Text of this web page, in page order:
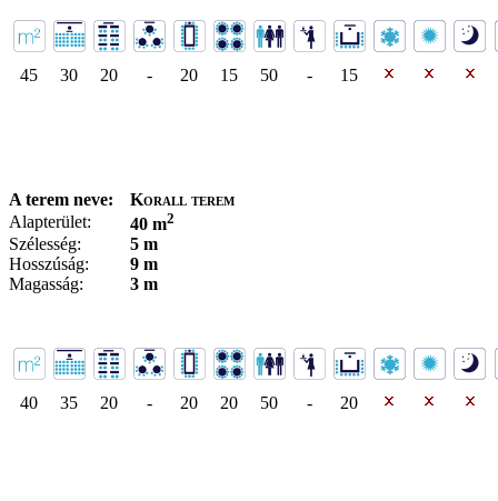
45 30 20 - 20 15 50 - 15
A terem neve:
Korall terem
Alapterület:
40 m2
Szélesség:
5 m
Hosszúság:
9 m
Magasság:
3 m
40 35 20 - 20 20 50 - 20